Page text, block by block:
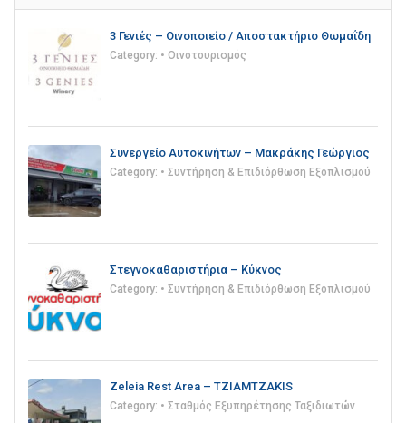
3 Γενιές – Οινοποιείο / Αποστακτήριο Θωμαΐδη
Category: • Οινοτουρισμός
Συνεργείο Αυτοκινήτων – Μακράκης Γεώργιος
Category: • Συντήρηση & Επιδιόρθωση Εξοπλισμού
Στεγνοκαθαριστήρια – Κύκνος
Category: • Συντήρηση & Επιδιόρθωση Εξοπλισμού
Zeleia Rest Area – TZIAMTZAKIS
Category: • Σταθμός Εξυπηρέτησης Ταξιδιωτών